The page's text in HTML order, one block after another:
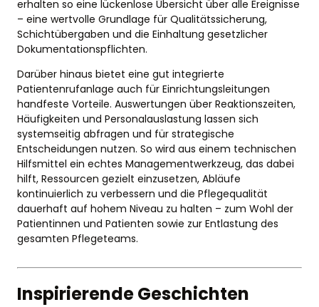
erhalten so eine lückenlose Übersicht über alle Ereignisse
– eine wertvolle Grundlage für Qualitätssicherung,
Schichtübergaben und die Einhaltung gesetzlicher
Dokumentationspflichten.
Darüber hinaus bietet eine gut integrierte
Patientenrufanlage auch für Einrichtungsleitungen
handfeste Vorteile. Auswertungen über Reaktionszeiten,
Häufigkeiten und Personalauslastung lassen sich
systemseitig abfragen und für strategische
Entscheidungen nutzen. So wird aus einem technischen
Hilfsmittel ein echtes Managementwerkzeug, das dabei
hilft, Ressourcen gezielt einzusetzen, Abläufe
kontinuierlich zu verbessern und die Pflegequalität
dauerhaft auf hohem Niveau zu halten – zum Wohl der
Patientinnen und Patienten sowie zur Entlastung des
gesamten Pflegeteams.
Inspirierende Geschichten